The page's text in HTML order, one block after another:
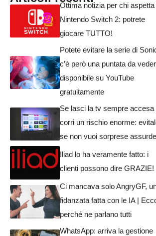
Ottima notizia per chi aspetta
Nintendo Switch 2: potrete
giocare TUTTO!
Potete evitare la serie di
c’è però una puntata da
disponibile su YouTube
gratuitamente
Se lasci la tv sempre accesa
corri un rischio enorme:
se non vuoi sorprese assurde
Iliad lo ha veramente fatto: i
clienti possono dire GRAZIE!
Ci mancava solo AngryGF,
fidanzata fatta con le IA |
perché ne parlano tutti
WhatsApp: arriva la gestione